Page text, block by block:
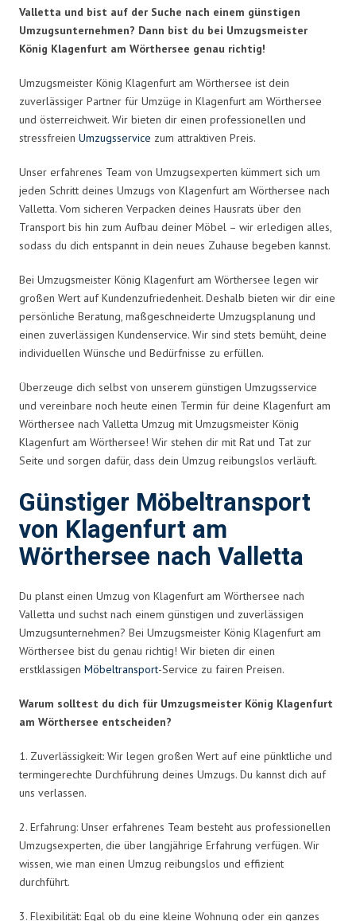
Valletta und bist auf der Suche nach einem günstigen
Umzugsunternehmen? Dann bist du bei Umzugsmeister
König Klagenfurt am Wörthersee genau richtig!
Umzugsmeister König Klagenfurt am Wörthersee ist dein
zuverlässiger Partner für Umzüge in Klagenfurt am Wörthersee
und österreichweit. Wir bieten dir einen professionellen und
stressfreien Umzugsservice zum attraktiven Preis.
Unser erfahrenes Team von Umzugsexperten kümmert sich um
jeden Schritt deines Umzugs von Klagenfurt am Wörthersee nach
Valletta. Vom sicheren Verpacken deines Hausrats über den
Transport bis hin zum Aufbau deiner Möbel – wir erledigen alles,
sodass du dich entspannt in dein neues Zuhause begeben kannst.
Bei Umzugsmeister König Klagenfurt am Wörthersee legen wir
großen Wert auf Kundenzufriedenheit. Deshalb bieten wir dir eine
persönliche Beratung, maßgeschneiderte Umzugsplanung und
einen zuverlässigen Kundenservice. Wir sind stets bemüht, deine
individuellen Wünsche und Bedürfnisse zu erfüllen.
Überzeuge dich selbst von unserem günstigen Umzugsservice
und vereinbare noch heute einen Termin für deine Klagenfurt am
Wörthersee nach Valletta Umzug mit Umzugsmeister König
Klagenfurt am Wörthersee! Wir stehen dir mit Rat und Tat zur
Seite und sorgen dafür, dass dein Umzug reibungslos verläuft.
Günstiger Möbeltransport
von Klagenfurt am
Wörthersee nach Valletta
Du planst einen Umzug von Klagenfurt am Wörthersee nach
Valletta und suchst nach einem günstigen und zuverlässigen
Umzugsunternehmen? Bei Umzugsmeister König Klagenfurt am
Wörthersee bist du genau richtig! Wir bieten dir einen
erstklassigen Möbeltransport-Service zu fairen Preisen.
Warum solltest du dich für Umzugsmeister König Klagenfurt
am Wörthersee entscheiden?
1. Zuverlässigkeit: Wir legen großen Wert auf eine pünktliche und
termingerechte Durchführung deines Umzugs. Du kannst dich auf
uns verlassen.
2. Erfahrung: Unser erfahrenes Team besteht aus professionellen
Umzugsexperten, die über langjährige Erfahrung verfügen. Wir
wissen, wie man einen Umzug reibungslos und effizient
durchführt.
3. Flexibilität: Egal ob du eine kleine Wohnung oder ein ganzes